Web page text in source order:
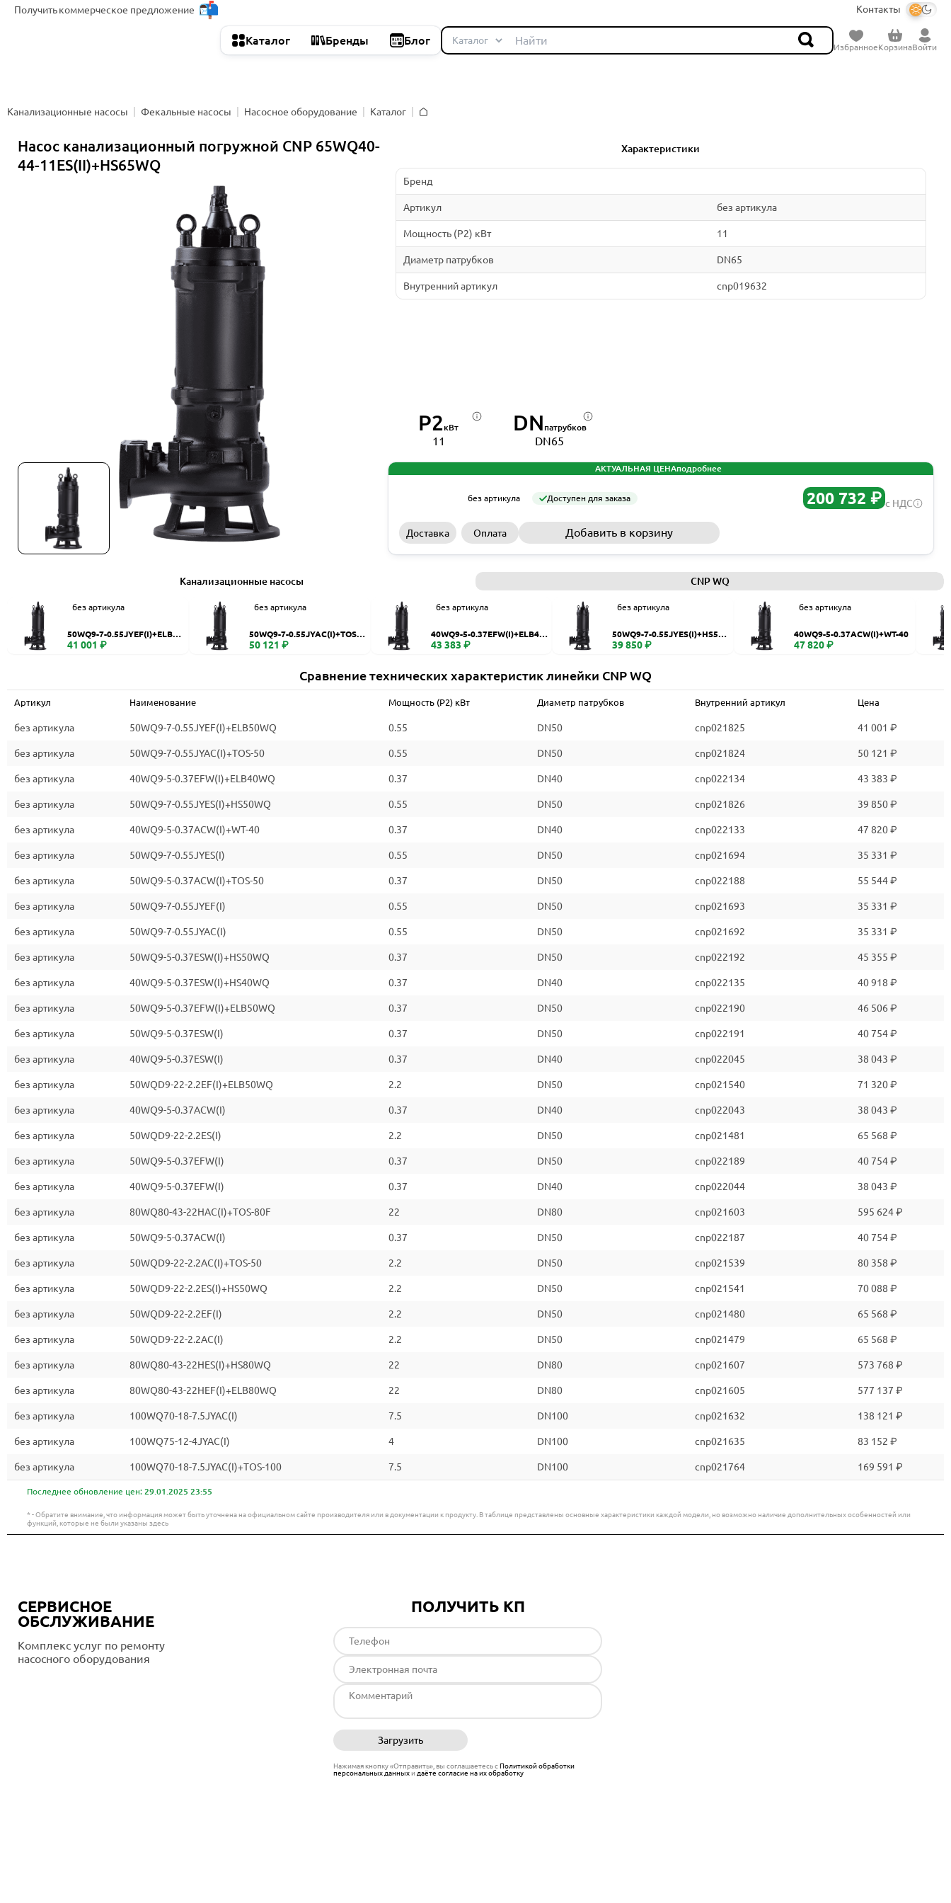
Получитькоммерческое предложение Контакты
Каталог Бренды Блог
ИзбранноеКорзинаВойти
Канализационные насосы Фекальные насосы Насосное оборудование
Каталог
Насос канализационный погружной CNP 65WQ40-
44-11ES(II)+HS65WQ
Характеристики
Бренд
Артикул без артикула
Мощность (P2) кВт 11
Диаметр патрубков DN65
Внутренний артикул cnp019632
P2кВт
11
DN патрубков
DN65
АКТУАЛЬНАЯ ЦЕНАподробнее
без артикула Доступен для заказа 200 732 ₽ с НДС
Доставка Оплата Добавить в корзину
Канализационные насосы CNP WQ
без артикула
50WQ9-7-0.55JYEF(I)+ELB50
WQ
41 001 ₽
без артикула
50WQ9-7-0.55JYAC(I)+TOS-5
0
50 121 ₽
без артикула
40WQ9-5-0.37EFW(I)+ELB40
WQ
43 383 ₽
без артикула
50WQ9-7-0.55JYES(I)+HS50
WQ
39 850 ₽
без артикула
40WQ9-5-0.37ACW(I)+WT-40
47 820 ₽
Сравнение технических характеристик линейки CNP WQ
Артикул Наименование Мощность (P2) кВт Диаметр патрубков Внутренний артикул Цена
без артикула 50WQ9-7-0.55JYEF(I)+ELB50WQ 0.55 DN50 cnp021825 41 001 ₽
без артикула 50WQ9-7-0.55JYAC(I)+TOS-50 0.55 DN50 cnp021824 50 121 ₽
без артикула 40WQ9-5-0.37EFW(I)+ELB40WQ 0.37 DN40 cnp022134 43 383 ₽
без артикула 50WQ9-7-0.55JYES(I)+HS50WQ 0.55 DN50 cnp021826 39 850 ₽
без артикула 40WQ9-5-0.37ACW(I)+WT-40 0.37 DN40 cnp022133 47 820 ₽
без артикула 50WQ9-7-0.55JYES(I) 0.55 DN50 cnp021694 35 331 ₽
без артикула 50WQ9-5-0.37ACW(I)+TOS-50 0.37 DN50 cnp022188 55 544 ₽
без артикула 50WQ9-7-0.55JYEF(I) 0.55 DN50 cnp021693 35 331 ₽
без артикула 50WQ9-7-0.55JYAC(I) 0.55 DN50 cnp021692 35 331 ₽
без артикула 50WQ9-5-0.37ESW(I)+HS50WQ 0.37 DN50 cnp022192 45 355 ₽
без артикула 40WQ9-5-0.37ESW(I)+HS40WQ 0.37 DN40 cnp022135 40 918 ₽
без артикула 50WQ9-5-0.37EFW(I)+ELB50WQ 0.37 DN50 cnp022190 46 506 ₽
без артикула 50WQ9-5-0.37ESW(I) 0.37 DN50 cnp022191 40 754 ₽
без артикула 40WQ9-5-0.37ESW(I) 0.37 DN40 cnp022045 38 043 ₽
без артикула 50WQD9-22-2.2EF(I)+ELB50WQ 2.2 DN50 cnp021540 71 320 ₽
без артикула 40WQ9-5-0.37ACW(I) 0.37 DN40 cnp022043 38 043 ₽
без артикула 50WQD9-22-2.2ES(I) 2.2 DN50 cnp021481 65 568 ₽
без артикула 50WQ9-5-0.37EFW(I) 0.37 DN50 cnp022189 40 754 ₽
без артикула 40WQ9-5-0.37EFW(I) 0.37 DN40 cnp022044 38 043 ₽
без артикула 80WQ80-43-22HAC(I)+TOS-80F 22 DN80 cnp021603 595 624 ₽
без артикула 50WQ9-5-0.37ACW(I) 0.37 DN50 cnp022187 40 754 ₽
без артикула 50WQD9-22-2.2AC(I)+TOS-50 2.2 DN50 cnp021539 80 358 ₽
без артикула 50WQD9-22-2.2ES(I)+HS50WQ 2.2 DN50 cnp021541 70 088 ₽
без артикула 50WQD9-22-2.2EF(I) 2.2 DN50 cnp021480 65 568 ₽
без артикула 50WQD9-22-2.2AC(I) 2.2 DN50 cnp021479 65 568 ₽
без артикула 80WQ80-43-22HES(I)+HS80WQ 22 DN80 cnp021607 573 768 ₽
без артикула 80WQ80-43-22HEF(I)+ELB80WQ 22 DN80 cnp021605 577 137 ₽
без артикула 100WQ70-18-7.5JYAC(I) 7.5 DN100 cnp021632 138 121 ₽
без артикула 100WQ75-12-4JYAC(I) 4 DN100 cnp021635 83 152 ₽
без артикула 100WQ70-18-7.5JYAC(I)+TOS-100 7.5 DN100 cnp021764 169 591 ₽
Последнее обновление цен: 29.01.2025 23:55
* - Обратите внимание, что информация может быть уточнена на официальном сайте производителя или в документации к продукту. В таблице представлены основные характеристики каждой модели, но возможно наличие дополнительных особенностей или
функций, которые не были указаны здесь
СЕРВИСНОЕ
ОБСЛУЖИВАНИЕ
Комплекс услуг по ремонту
насосного оборудования
ПОЛУЧИТЬ КП
Загрузить
Нажимая кнопку «Отправить», вы соглашаетесь сПолитикой обработки
персональных данныхи даёте согласие на их обработку